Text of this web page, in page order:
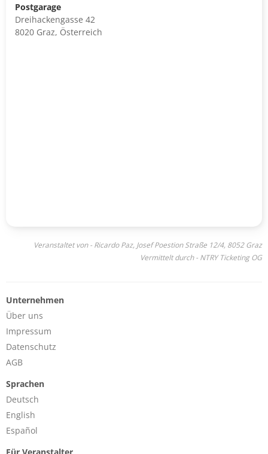
Postgarage
Dreihackengasse 42
8020 Graz, Österreich
Veranstaltet von - Ricardo Paz, Josef Poestion Straße 12/4, 8052 Graz
Vermittelt durch - NTRY Ticketing OG
Unternehmen
Über uns
Impressum
Datenschutz
AGB
Sprachen
Deutsch
English
Español